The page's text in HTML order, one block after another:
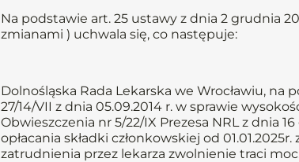
Na podstawie art. 25 ustawy z dnia 2 grudnia
zmianami ) uchwala się, co następuje:
Dolnośląska Rada Lekarska we Wrocławiu, na
27/14/VII z dnia 05.09.2014 r. w sprawie
Obwieszczenia nr 5/22/IX Prezesa NRL z dnia
opłacania składki członkowskiej od
zatrudnienia przez lekarza zwolnienie traci